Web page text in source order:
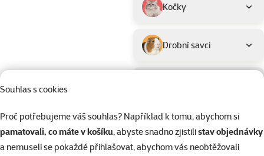
Souhlas s cookies
Proč potřebujeme váš souhlas? Například k tomu, abychom si
pamatovali, co máte v košíku, abyste snadno zjistilistav objednávky
a nemuseli se pokaždé přihlašovat, abychom vás neobtěžovali
Kočky
Drobní savci
Filtrovat
Plast Červená